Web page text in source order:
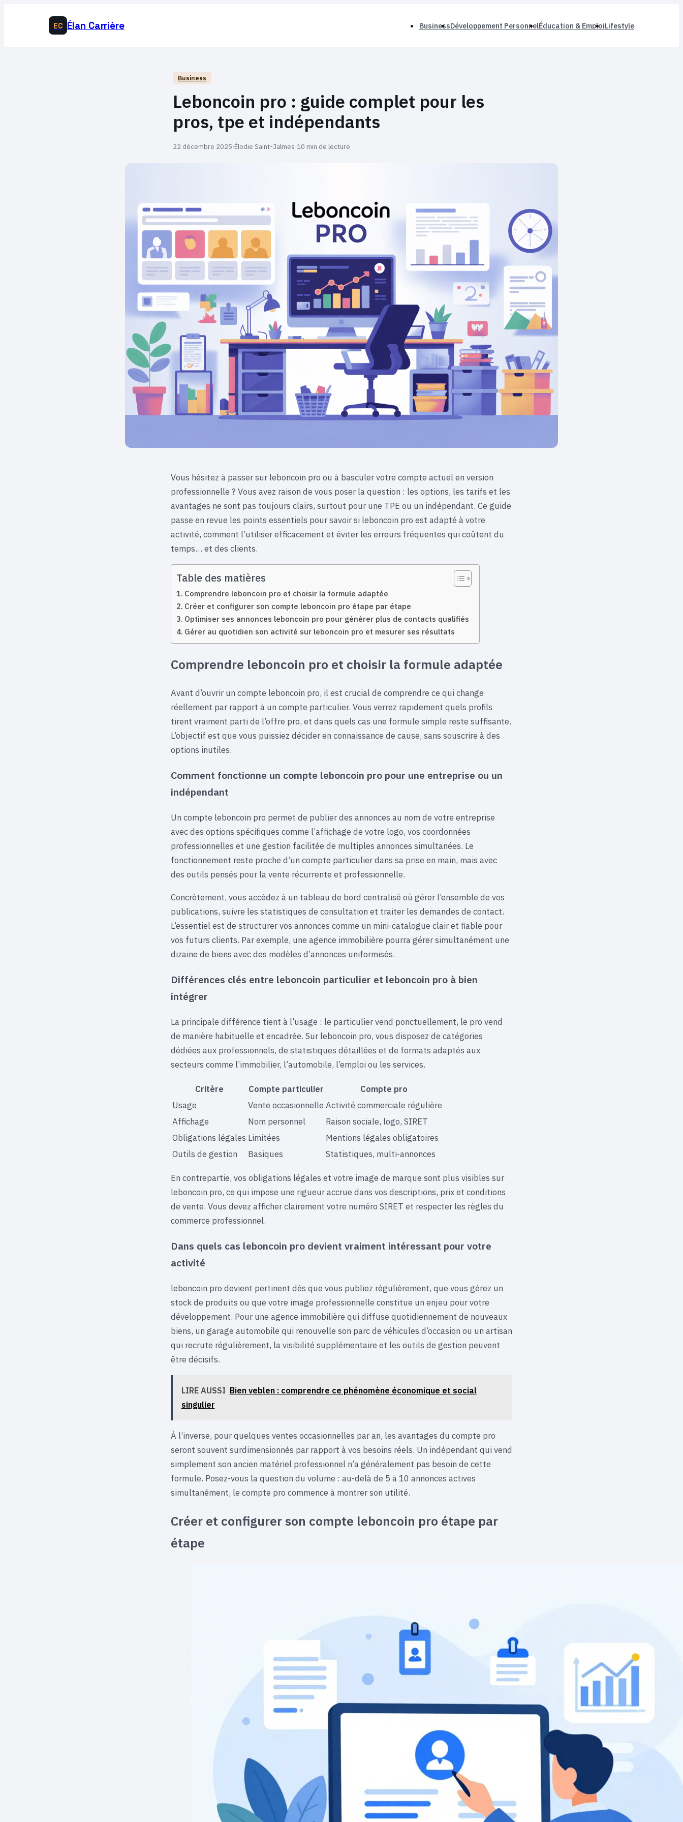
EC Élan Carrière BusinessDéveloppement PersonnelÉducation & EmploiLifestyle
Business
Leboncoin pro : guide complet pour les
pros, tpe et indépendants
22 décembre 2025·Élodie Saint-Jalmes·10 min de lecture
Vous hésitez à passer sur leboncoin pro ou à basculer votre compte actuel en version
professionnelle ? Vous avez raison de vous poser la question : les options, les tarifs et les
avantages ne sont pas toujours clairs, surtout pour une TPE ou un indépendant. Ce guide
passe en revue les points essentiels pour savoir si leboncoin pro est adapté à votre
activité, comment l’utiliser efficacement et éviter les erreurs fréquentes qui coûtent du
temps… et des clients.
Table des matières
Comprendre leboncoin pro et choisir la formule adaptée
Créer et configurer son compte leboncoin pro étape par étape
Optimiser ses annonces leboncoin pro pour générer plus de contacts qualifiés
Gérer au quotidien son activité sur leboncoin pro et mesurer ses résultats
Comprendre leboncoin pro et choisir la formule adaptée
Avant d’ouvrir un compte leboncoin pro, il est crucial de comprendre ce qui change
réellement par rapport à un compte particulier. Vous verrez rapidement quels profils
tirent vraiment parti de l’offre pro, et dans quels cas une formule simple reste suffisante.
L’objectif est que vous puissiez décider en connaissance de cause, sans souscrire à des
options inutiles.
Comment fonctionne un compte leboncoin pro pour une entreprise ou un
indépendant
Un compte leboncoin pro permet de publier des annonces au nom de votre entreprise
avec des options spécifiques comme l’affichage de votre logo, vos coordonnées
professionnelles et une gestion facilitée de multiples annonces simultanées. Le
fonctionnement reste proche d’un compte particulier dans sa prise en main, mais avec
des outils pensés pour la vente récurrente et professionnelle.
Concrètement, vous accédez à un tableau de bord centralisé où gérer l’ensemble de vos
publications, suivre les statistiques de consultation et traiter les demandes de contact.
L’essentiel est de structurer vos annonces comme un mini-catalogue clair et fiable pour
vos futurs clients. Par exemple, une agence immobilière pourra gérer simultanément une
dizaine de biens avec des modèles d’annonces uniformisés.
Différences clés entre leboncoin particulier et leboncoin pro à bien
intégrer
La principale différence tient à l’usage : le particulier vend ponctuellement, le pro vend
de manière habituelle et encadrée. Sur leboncoin pro, vous disposez de catégories
dédiées aux professionnels, de statistiques détaillées et de formats adaptés aux
secteurs comme l’immobilier, l’automobile, l’emploi ou les services.
Critère Compte particulier
Compte pro
Usage
Vente occasionnelle Activité commerciale régulière
Affichage
Nom personnel
Raison sociale, logo, SIRET
Obligations légales Limitées
Mentions légales obligatoires
Outils de gestion
Basiques Statistiques, multi-annonces
En contrepartie, vos obligations légales et votre image de marque sont plus visibles sur
leboncoin pro, ce qui impose une rigueur accrue dans vos descriptions, prix et conditions
de vente. Vous devez afficher clairement votre numéro SIRET et respecter les règles du
commerce professionnel.
Dans quels cas leboncoin pro devient vraiment intéressant pour votre
activité
leboncoin pro devient pertinent dès que vous publiez régulièrement, que vous gérez un
stock de produits ou que votre image professionnelle constitue un enjeu pour votre
développement. Pour une agence immobilière qui diffuse quotidiennement de nouveaux
biens, un garage automobile qui renouvelle son parc de véhicules d’occasion ou un artisan
qui recrute régulièrement, la visibilité supplémentaire et les outils de gestion peuvent
être décisifs.
LIRE AUSSI Bien veblen : comprendre ce phénomène économique et social
singulier
À l’inverse, pour quelques ventes occasionnelles par an, les avantages du compte pro
seront souvent surdimensionnés par rapport à vos besoins réels. Un indépendant qui vend
simplement son ancien matériel professionnel n’a généralement pas besoin de cette
formule. Posez-vous la question du volume : au-delà de 5 à 10 annonces actives
simultanément, le compte pro commence à montrer son utilité.
Créer et configurer son compte leboncoin pro étape par
étape